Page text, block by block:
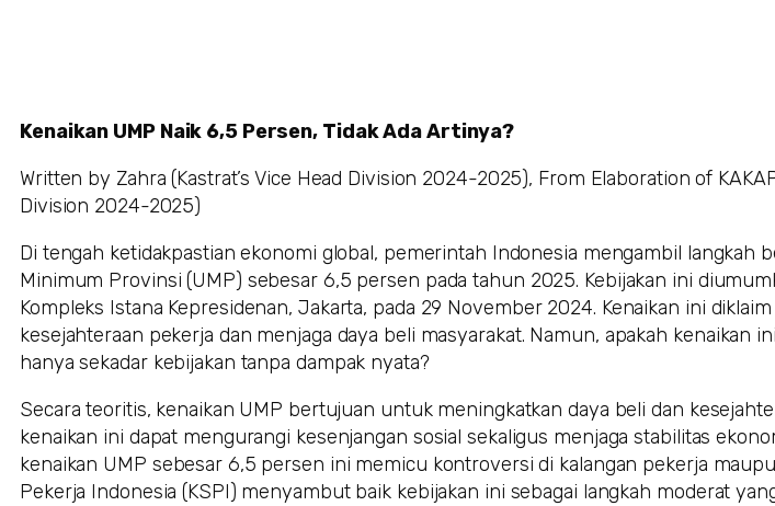
Kenaikan UMP Naik 6,5 Persen, Tidak Ada Artinya?
Written by Zahra (Kastrat’s Vice Head Division 2024-2025), From Elaboration of
Division 2024-2025)
Di tengah ketidakpastian ekonomi global, pemerintah Indonesia mengambil langkah
Minimum Provinsi (UMP) sebesar 6,5 persen pada tahun 2025. Kebijakan ini
Kompleks Istana Kepresidenan, Jakarta, pada 29 November 2024. Kenaikan ini
kesejahteraan pekerja dan menjaga daya beli masyarakat. Namun, apakah kenaikan
hanya sekadar kebijakan tanpa dampak nyata?
Secara teoritis, kenaikan UMP bertujuan untuk meningkatkan daya beli dan
kenaikan ini dapat mengurangi kesenjangan sosial sekaligus menjaga stabilitas
kenaikan UMP sebesar 6,5 persen ini memicu kontroversi di kalangan pekerja
Pekerja Indonesia (KSPI) menyambut baik kebijakan ini sebagai langkah moderat